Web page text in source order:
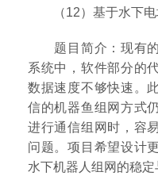
（12）基于水下电
题目简介：现有的
系统中，软件部分的
数据速度不够快速。
信的机器鱼组网方式
进行通信组网时，容
问题。项目希望设计
水下机器人组网的稳定